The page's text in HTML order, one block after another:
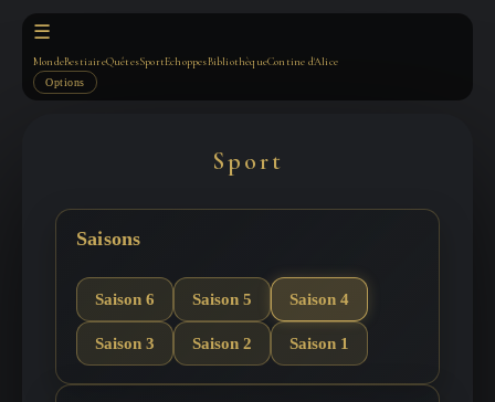
☰
MondeBestiaireQuêtesSportEchoppesBibliothèqueContine d'Alice
Options
Sport
Saisons
Saison 6 Saison 5 Saison 4
Saison 3 Saison 2 Saison 1